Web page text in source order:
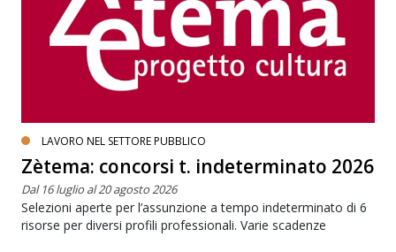
LAVORO NEL SETTORE PUBBLICO
Zètema: concorsi t. indeterminato 2026
Dal 16 luglio al 20 agosto 2026
Selezioni aperte per l’assunzione a tempo indeterminato di 6
risorse per diversi profili professionali. Varie scadenze